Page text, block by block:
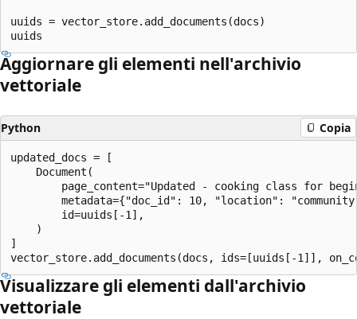
uuids = vector_store.add_documents(docs)
Aggiornare gli elementi nell'archivio
vettoriale
Python Copia
updated_docs = [
    Document(
page_content="Updated - cooking class for
metadata={"doc_id": 10, "location":
        id=uuids[-1],
    )
]
Visualizzare gli elementi dall'archivio
vettoriale